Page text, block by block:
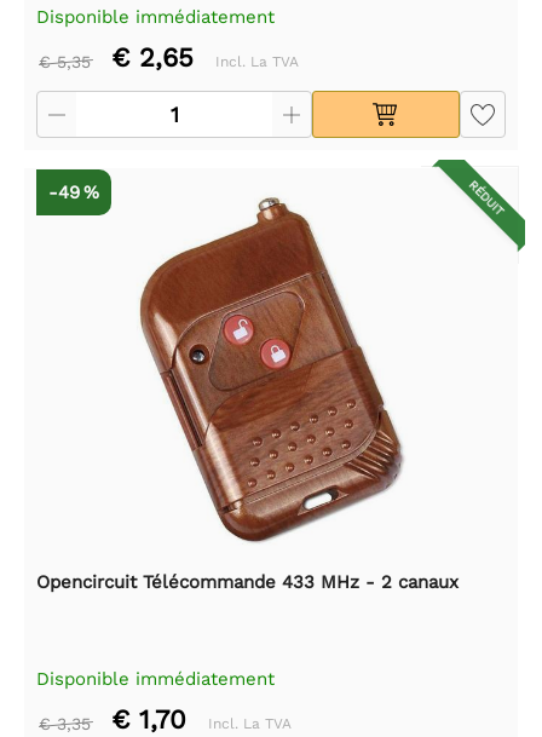
Disponible immédiatement
€ 5,35 € 2,65 Incl. La TVA
RÉDUIT
-49 %
Opencircuit Télécommande 433 MHz - 2 canaux
Disponible immédiatement
€ 3,35 € 1,70 Incl. La TVA